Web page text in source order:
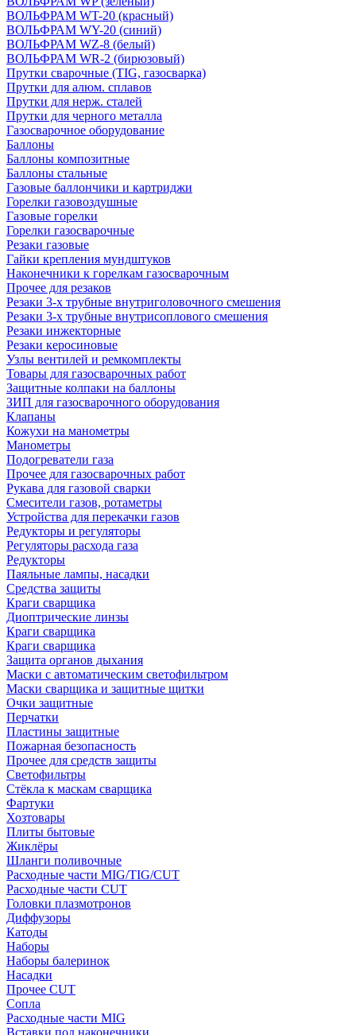
ВОЛЬФРАМ WT-20 (красный)
ВОЛЬФРАМ WY-20 (синий)
ВОЛЬФРАМ WZ-8 (белый)
ВОЛЬФРАМ WR-2 (бирюзовый)
Прутки сварочные (TIG, газосварка)
Прутки для алюм. сплавов
Прутки для нерж. сталей
Прутки для черного металла
Газосварочное оборудование
Баллоны
Баллоны композитные
Баллоны стальные
Газовые баллончики и картриджи
Горелки газовоздушные
Газовые горелки
Горелки газосварочные
Резаки газовые
Гайки крепления мундштуков
Наконечники к горелкам газосварочным
Прочее для резаков
Резаки 3-х трубные внутриголовочного смешения
Резаки 3-х трубные внутрисоплового смешения
Резаки инжекторные
Резаки керосиновые
Узлы вентилей и ремкомплекты
Товары для газосварочных работ
Защитные колпаки на баллоны
ЗИП для газосварочного оборудования
Клапаны
Кожухи на манометры
Манометры
Подогреватели газа
Прочее для газосварочных работ
Рукава для газовой сварки
Смесители газов, ротаметры
Устройства для перекачки газов
Редукторы и регуляторы
Регуляторы расхода газа
Редукторы
Паяльные лампы, насадки
Средства защиты
Краги сварщика
Диоптрические линзы
Краги сварщика
Краги сварщика
Защита органов дыхания
Маски с автоматическим светофильтром
Маски сварщика и защитные щитки
Очки защитные
Перчатки
Пластины защитные
Пожарная безопасность
Прочее для средств защиты
Светофильтры
Стёкла к маскам сварщика
Фартуки
Хозтовары
Плиты бытовые
Жиклёры
Шланги поливочные
Расходные части MIG/TIG/CUT
Расходные части CUT
Головки плазмотронов
Диффузоры
Катоды
Наборы
Наборы балеринок
Насадки
Прочее CUT
Сопла
Расходные части MIG
Вставки под наконечники